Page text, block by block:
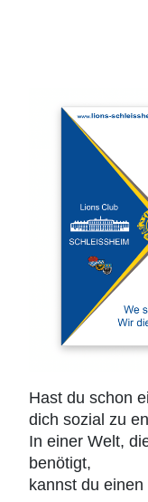
Hast du schon
dich sozial zu
In einer Welt,
benötigt,
kannst du